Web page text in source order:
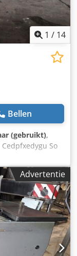
1 / 14
Bellen
(gebruikt),
So
Advertentie